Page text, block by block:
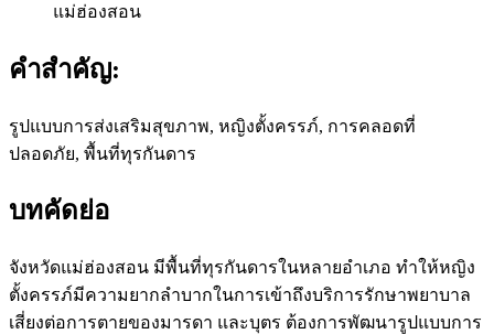
แม่ฮ่องสอน
คำสำคัญ:
รูปแบบการส่งเสริมสุขภาพ, หญิงตั้งครรภ์, การคลอดที่
ปลอดภัย, พื้นที่ทุรกันดาร
บทคัดย่อ
จังหวัดแม่ฮ่องสอน มีพื้นที่ทุรกันดารในหลายอำเภอ ทำให้หญิง
ตั้งครรภ์มีความยากลำบากในการเข้าถึงบริการรักษาพยาบาล
เสี่ยงต่อการตายของมารดา และบุตร ต้องการพัฒนารูปแบบการ